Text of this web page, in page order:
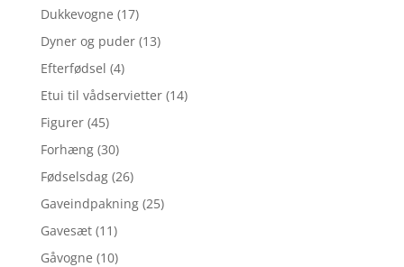
Dukkevogne (17)
Dyner og puder (13)
Efterfødsel (4)
Etui til vådservietter (14)
Figurer (45)
Forhæng (30)
Fødselsdag (26)
Gaveindpakning (25)
Gavesæt (11)
Gåvogne (10)